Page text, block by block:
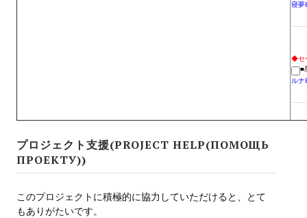
Aliens versus Predator 1 Remaster Fan Edition
Age of Pirates: Caribbean Tales Remaster Fan Edition
Корсары 3 Сундук мертвеца Remaster Fan Edition
Sea Dogs - City of Abandoned Ships Remaster Fan Edition
寝夢
◆セ
■
ルナ
プロジェクト支援(PROJECT HELP(ПОМОЩЬ
ПРОЕКТУ))
このプロジェクトに積極的に協力していただけると、とて
もありがたいです。